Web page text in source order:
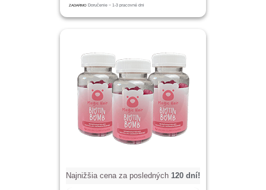
ZADARMO Doručenie ~ 1-3 pracovné dni
Najnižšia cena za posledných 120 dní!